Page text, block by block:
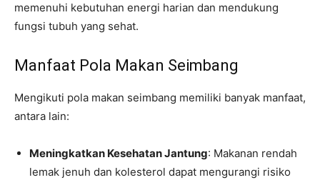
memenuhi kebutuhan energi harian dan mendukung
fungsi tubuh yang sehat.
Manfaat Pola Makan Seimbang
Mengikuti pola makan seimbang memiliki banyak manfaat,
antara lain:
Meningkatkan Kesehatan Jantung: Makanan rendah
lemak jenuh dan kolesterol dapat mengurangi risiko